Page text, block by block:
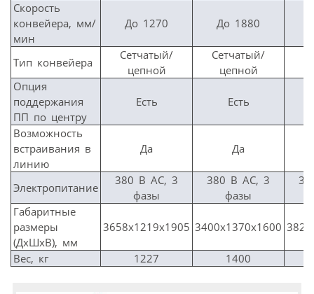
Скорость
конвейера, мм/
мин
До 1270 До 1880
Тип конвейера
Сетчатый/
цепной
Сетчатый/
цепной
Опция
поддержания
ПП по центру
Есть Есть
Возможность
встраивания в
линию
Да Да
Электропитание
380 В AC, 3
фазы
380 В AC, 3
фазы
Габаритные
размеры
(ДхШхВ), мм
3658x1219x1905 3400x1370x1600
Вес, кг 1227 1400